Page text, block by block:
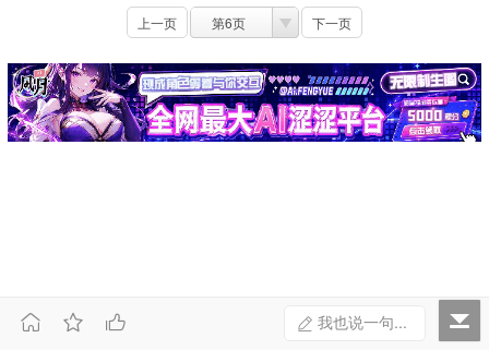
上一页 第6页 下一页
我也说一句...
  